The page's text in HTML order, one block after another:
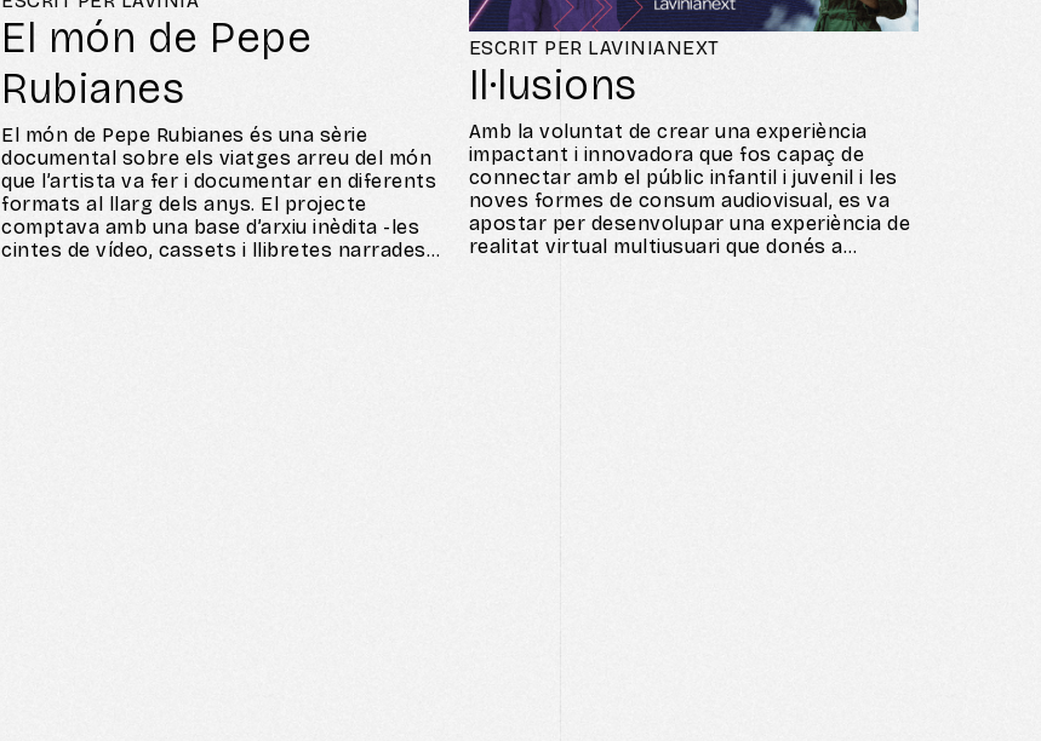
El món de Pepe
Rubianes
El món de Pepe Rubianes és una sèrie
documental sobre els viatges arreu del món
que l’artista va fer i documentar en diferents
formats al llarg dels anys. El projecte
comptava amb una base d’arxiu inèdita -les
cintes de vídeo, cassets i llibretes narrades
ESCRIT PER LAVINIANEXT
Il·lusions
Amb la voluntat de crear una experiència
impactant i innovadora que fos capaç de
connectar amb el públic infantil i juvenil i les
noves formes de consum audiovisual, es va
apostar per desenvolupar una experiència de
realitat virtual multiusuari que donés a